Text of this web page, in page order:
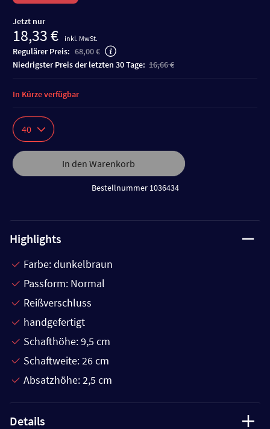
Jetzt nur
18,33 € inkl. MwSt.
Regulärer Preis: 68,00 €
niedrigster Preis der letzten 30 Tage: 16,66 €
40
In den Warenkorb
Bestellnummer 1036434
In Kürze verfügbar
Highlights
Farbe: dunkelbraun
Passform: Normal
Reißverschluss
handgefertigt
Schafthöhe: 9,5 cm
Schaftweite: 26 cm
Absatzhöhe: 2,5 cm
Details